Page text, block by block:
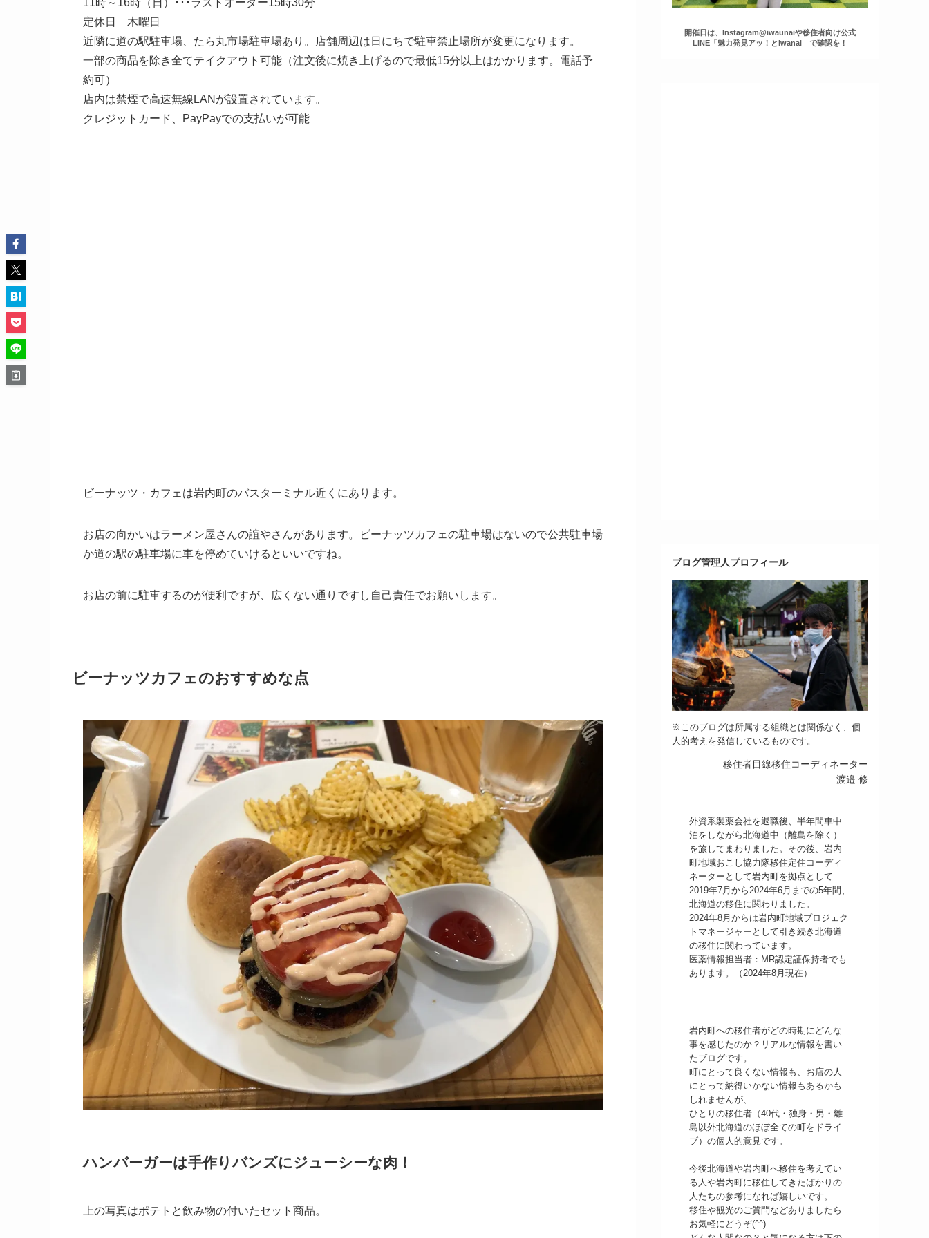
11時～16時（日）･･･ラストオーダー15時30分
定休日 木曜日
近隣に道の駅駐車場、たら丸市場駐車場あり。店舗周辺は日にちで駐車禁止場所が変更になります。
一部の商品を除き全てテイクアウト可能（注文後に焼き上げるので最低15分以上はかかります。電話予
約可）
店内は禁煙で高速無線LANが設置されています。
クレジットカード、PayPayでの支払いが可能
ビーナッツ・カフェは岩内町のバスターミナル近くにあります。
お店の向かいはラーメン屋さんの誼やさんがあります。ビーナッツカフェの駐車場はないので公共駐車場
か道の駅の駐車場に車を停めていけるといいですね。
お店の前に駐車するのが便利ですが、広くない通りですし自己責任でお願いします。
ビーナッツカフェのおすすめな点
ハンバーガーは手作りバンズにジューシーな肉！
上の写真はポテトと飲み物の付いたセット商品。
開催日は、Instagram@iwaunaiや移住者向け公式
LINE「魅力発見アッ！とiwanai」で確認を！
ブログ管理人プロフィール
※このブログは所属する組織とは関係なく、個
人的考えを発信しているものです。
移住者目線移住コーディネーター
渡邉 修
外資系製薬会社を退職後、半年間車中
泊をしながら北海道中（離島を除く）
を旅してまわりました。その後、岩内
町地域おこし協力隊移住定住コーディ
ネーターとして岩内町を拠点として
2019年7月から2024年6月までの5年間、
北海道の移住に関わりました。
2024年8月からは岩内町地域プロジェク
トマネージャーとして引き続き北海道
の移住に関わっています。
医薬情報担当者：MR認定証保持者でも
あります。（2024年8月現在）
岩内町への移住者がどの時期にどんな
事を感じたのか？リアルな情報を書い
たブログです。
町にとって良くない情報も、お店の人
にとって納得いかない情報もあるかも
しれませんが、
ひとりの移住者（40代・独身・男・離
島以外北海道のほぼ全ての町をドライ
ブ）の個人的意見です。
今後北海道や岩内町へ移住を考えてい
る人や岩内町に移住してきたばかりの
人たちの参考になれば嬉しいです。
移住や観光のご質問などありましたら
お気軽にどうぞ(^^)